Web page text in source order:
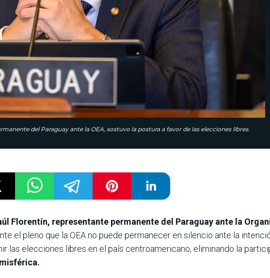
del Paraguay ante la OEA, sostuvo la postura a favor de las elecciones libres.
Florentín, representante permanente del Paraguay ante la
el pleno que la OEA no puede permanecer en silencio ante la
las elecciones libres en el país centroamericano, eliminando la